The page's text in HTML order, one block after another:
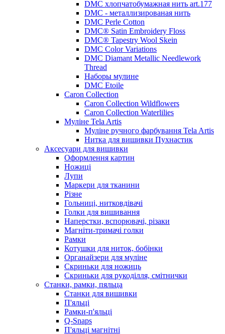
DMC хлопчатобумажная нить art.177
DMC - металлизированая нить
DMC Perle Cotton
DMC® Satin Embroidery Floss
DMC® Tapestry Wool Skein
DMC Color Variations
DMC Diamant Metallic Needlework
Thread
Наборы мулине
DMC Etoile
Caron Collection
Caron Collection Wildflowers
Caron Collection Waterlilies
Муліне Tela Artis
Муліне ручного фарбування Tela Artis
Нитка для вишивки Пухнастик
Аксесуари для вишивки
Оформлення картин
Ножиці
Лупи
Маркери для тканини
Різне
Гольниці, нитковдівачі
Голки для вишивання
Наперстки, вспорювачі, різаки
Магніти-тримачі голки
Рамки
Котушки для ниток, бобінки
Органайзери для муліне
Скриньки для ножиць
Скриньки для рукоділля, смітнички
Станки, рамки, пяльца
Станки для вишивки
П'яльці
Рамки-п'яльці
Q-Snaps
П'яльці магнітні